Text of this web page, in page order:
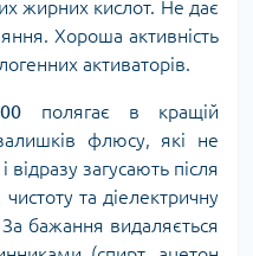
жирних кислот. Не дає
Хороша активність
активаторів.
полягає в кращій
флюсу, які не
відразу загусають після
та діелектричну
За бажання видаляється